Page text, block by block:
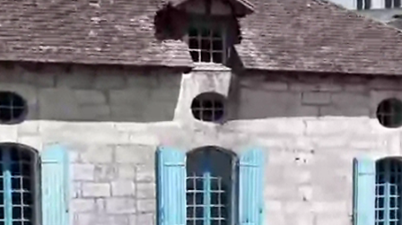
10
-
11
-
12
-
13
-
15 16
-
17
-
18
-
19
-
20 21
-
22
-
23
-
24
-
26 28 29
-
31
-